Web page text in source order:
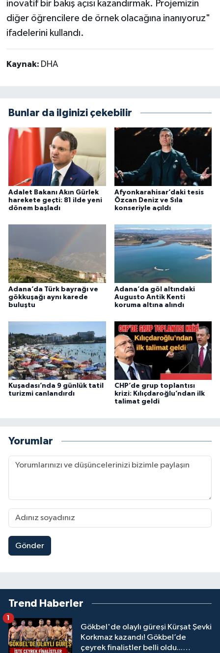
inovatif bir bakış açısı kazandırmak. Projemizin
diğer öğrencilere de örnek olacağına inanıyoruz"
ifadelerini kullandı.
Kaynak: DHA
Bunlar da ilginizi çekebilir
Adalet Bakanı Akın Gürlek
harekete geçti: 81 ilde yeni
dönem başladı
Afyonkarahisar’daki tesis
Özcan Deniz ve Sıla
konseriyle açıldı
Adana’da Türk bayrağı ve
gökkuşağı aynı karede
buluştu
Adana’da göl altındaki
Augusto Antik Kenti
koruma altına alındı
Kuşadası’nda 9 günlük tatil
turizmi canlandırdı
CHP’de grup toplantısı
krizi: Kılıçdaroğlu’ndan ilk
talimat geldi
Yorumlar
Gönder
Trend Haberler
Gökbel'de olaylı güreşi Kürşat Şevki
Korkmaz kazandı! Gökbel’de
çeyrek finalistler belli oldu...
1